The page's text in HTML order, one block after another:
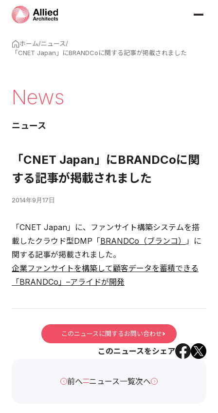
ホーム/ニュース/
「CNET Japan」にBRANDCoに関する記事が掲載されました
News
ニュース
「CNET Japan」にBRANDCoに関
する記事が掲載されました
2014年9月17日
「CNET Japan」に、ファンサイト構築システムを搭
載したクラウド型DMP「BRANDCo（ブランコ）
」に
関する記事が掲載されました。
企業ファンサイトを構築して顧客データを蓄積できる
「BRANDCo」–アライドが開発
このニュースに関するお問い合わせ
このニュースをシェア
前へ ニュース一覧次へ